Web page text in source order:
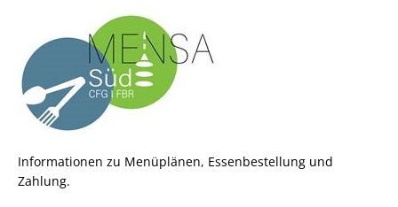
Informationen zu Menüplänen, Essenbestellung und
Zahlung.